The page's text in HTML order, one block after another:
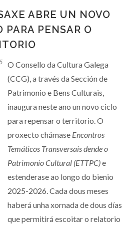
ABRE UN NOVO
PARA PENSAR O
O Consello da Cultura Galega
(CCG), a través da Sección de
Patrimonio e Bens Culturais,
inaugura neste ano un novo ciclo
para repensar o territorio. O
proxecto chámase Encontros
Temáticos Transversais dende o
Patrimonio Cultural (ETTPC)e
estenderase ao longo do bienio
2025-2026. Cada dous meses
haberá unha xornada de dous días
que permitirá escoitar o relatorio